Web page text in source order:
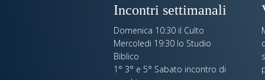
Incontri settimanali
Domenica 10:30 il Culto
Mercoledi 19:30 lo Studio
Biblico
1° 3° e 5° Sabato incontro di